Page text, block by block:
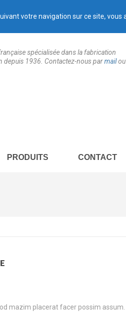
spécialisée dans la fabrication
depuis 1936. Contactez-nous parmailou
PRODUITS CONTACT
mazim placerat facer possim assum.
votre navigation sur ce site, vous